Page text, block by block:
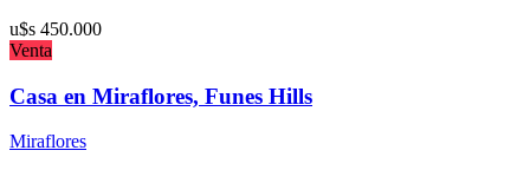
u$s 450.000
Venta
Casa en Miraflores, Funes Hills
Miraflores